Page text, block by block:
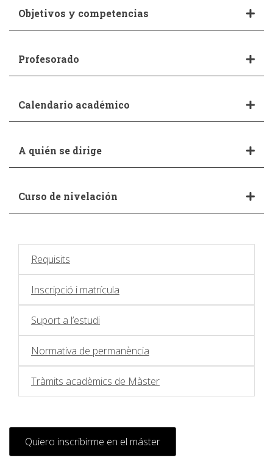
Objetivos y competencias
Profesorado
Calendario académico
A quién se dirige
Curso de nivelación
Requisits
Inscripció i matrícula
Suport a l’estudi
Normativa de permanència
Tràmits acadèmics de Màster
Quiero inscribirme en el máster